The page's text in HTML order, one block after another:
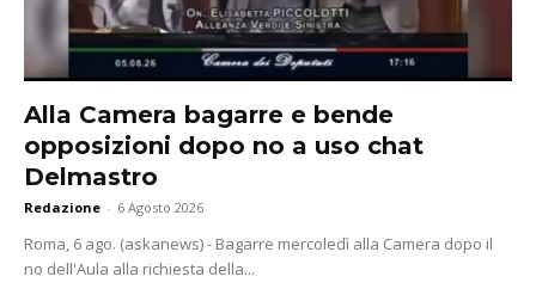
Alla Camera bagarre e bende
opposizioni dopo no a uso chat
Delmastro
Redazione - 6 Agosto 2026
Roma, 6 ago. (askanews) - Bagarre mercoledì alla Camera dopo il
no dell'Aula alla richiesta della...